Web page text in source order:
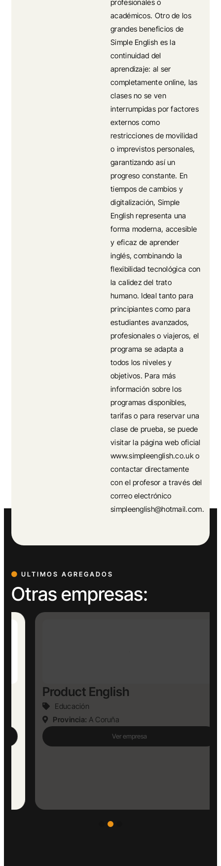
profesionales o
académicos. Otro de los
grandes beneficios de
Simple English es la
continuidad del
aprendizaje: al ser
completamente online, las
clases no se ven
interrumpidas por factores
externos como
restricciones de movilidad
o imprevistos personales,
garantizando así un
progreso constante. En
tiempos de cambios y
digitalización, Simple
English representa una
forma moderna, accesible
y eficaz de aprender
inglés, combinando la
flexibilidad tecnológica con
la calidez del trato
humano. Ideal tanto para
principiantes como para
estudiantes avanzados,
profesionales o viajeros, el
programa se adapta a
todos los niveles y
objetivos. Para más
información sobre los
programas disponibles,
tarifas o para reservar una
clase de prueba, se puede
visitar la página web oficial
www.simpleenglish.co.uk o
contactar directamente
con el profesor a través del
correo electrónico
simpleenglish@hotmail.com.
ULTIMOS AGREGADOS
Otras empresas:
Product English
Educación
Provincia:A Coruña
Ver empresa